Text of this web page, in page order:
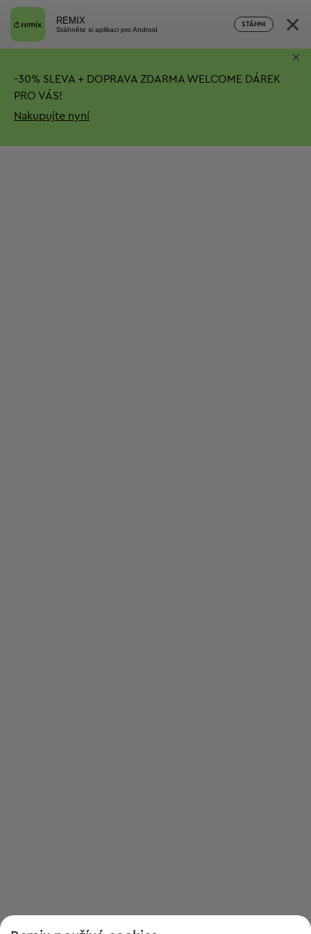
REMIX
Stáhněte si aplikaci pro Android
STÁHNI ×
-30% SLEVA + DOPRAVA ZDARMA WELCOME DÁREK
PRO VÁS!
Nakupujte nyní
×